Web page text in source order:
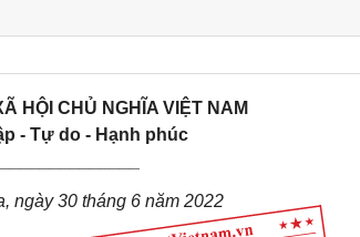
HỘI CHỦ NGHĨA VIỆT NAM
- Tự do - Hạnh phúc
ngày 30 tháng 6 năm 2022